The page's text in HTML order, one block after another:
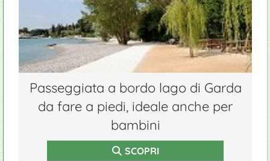
Passeggiata a bordo lago di Garda
da fare a piedi, ideale anche per
bambini
SCOPRI